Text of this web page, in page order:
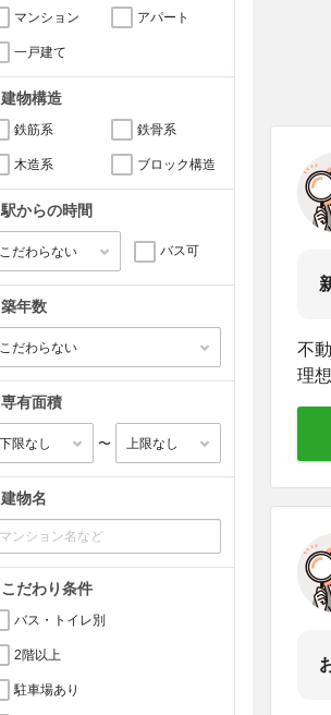
マンション アパート
一戸建て
建物構造
鉄筋系 鉄骨系
木造系 ブロック構造
駅からの時間
バス可
築年数
専有面積
〜
建物名
こだわり条件
バス・トイレ別
2階以上
駐車場あり
不
理